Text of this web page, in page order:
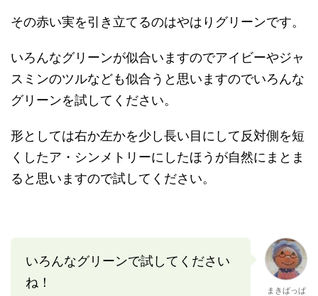
その赤い実を引き立てるのはやはりグリーンです。
いろんなグリーンが似合いますのでアイビーやジャ
スミンのツルなども似合うと思いますのでいろんな
グリーンを試してください。
形としては右か左かを少し長い目にして反対側を短
くしたア・シンメトリーにしたほうが自然にまとま
ると思いますので試してください。
いろんなグリーンで試してください
ね！
まきばっぱ